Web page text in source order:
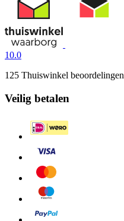
10.0
125 Thuiswinkel beoordelingen
Veilig betalen